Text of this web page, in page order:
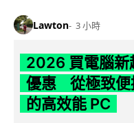
Lawton 3 小時
2026 買電腦新
優惠 從極致便
的高效能 PC